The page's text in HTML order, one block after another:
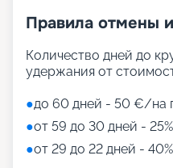
Правила отмены
Количество дней до
удержания от
●до 60 дней - 50 €/на
●от 59 до 30 дней -
●от 29 до 22 дней -